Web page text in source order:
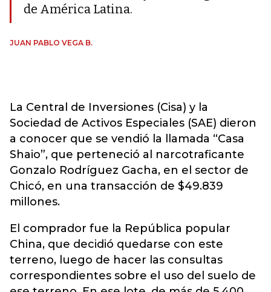
de América Latina.
JUAN PABLO VEGA B.
La Central de Inversiones (Cisa) y la
Sociedad de Activos Especiales (SAE) dieron
a conocer que se vendió la llamada “Casa
Shaio”, que perteneció al narcotraficante
Gonzalo Rodríguez Gacha, en el sector de
Chicó, en una transacción de $49.839
millones.
El comprador fue la República popular
China, que decidió quedarse con este
terreno, luego de hacer las consultas
correspondientes sobre el uso del suelo de